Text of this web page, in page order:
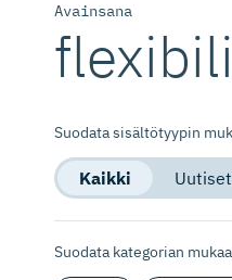
Avainsana
Suodata sisältötyypin
Kaikki Uutiset
Suodata kategorian